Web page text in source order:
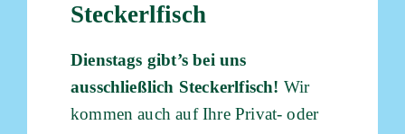
Steckerlfisch
Dienstags gibt’s bei uns
ausschließlich Steckerlfisch! Wir
kommen auch auf Ihre Privat- oder